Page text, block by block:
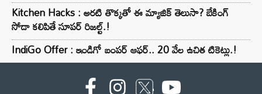
Kitchen Hacks : అరటి తొక్కతో ఈ మ్యాజిక్ తెలుసా? బేకింగ్
సోడా కలిపితే సూపర్ రిజల్ట్.!
IndiGo Offer : ఇండిగో బంపర్ ఆఫర్.. 20 వేల ఉచిత టికెట్లు.!